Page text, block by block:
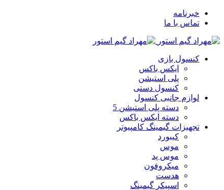
خبرنامه
تماس با ما
کنسول بازی
ایکس باکس
پلی استیشن
کنسول دستی
لوازم جانبی کنسول
دسته پلی استیشن 5
دسته ایکس باکس
تجهیزات گیمینگ کامپیوتر
کیبورد
موس
موس پد
میکروفون
هدست
اسپیکر گیمینگ